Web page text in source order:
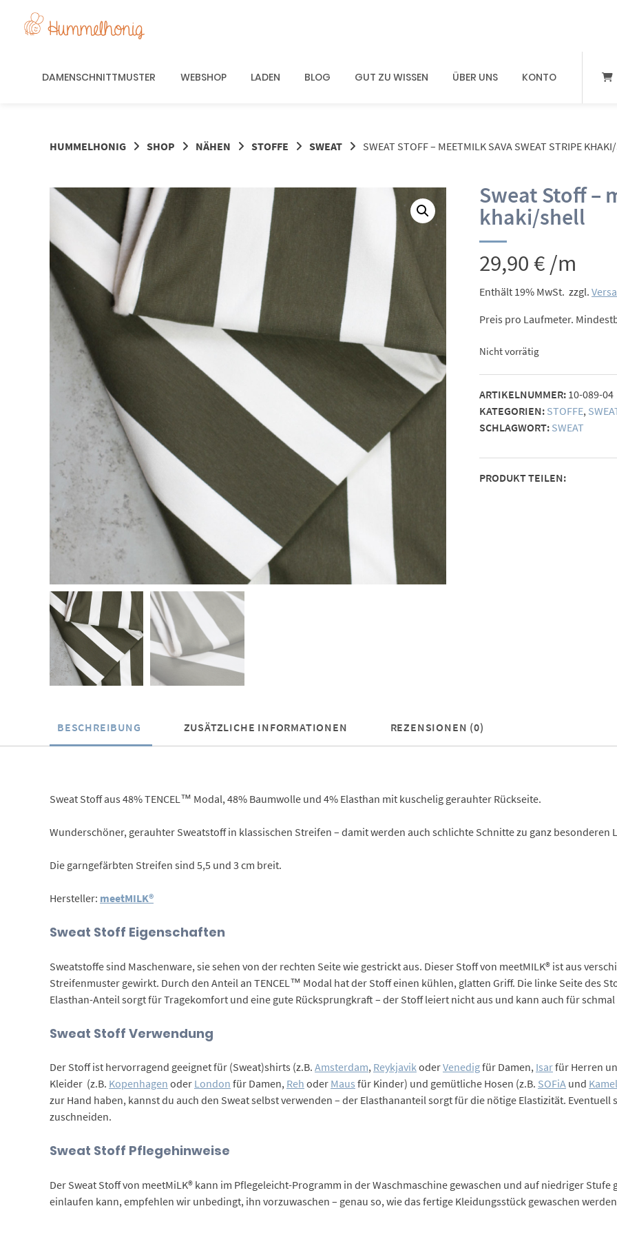
DAMENSCHNITTMUSTER WEBSHOP LADEN BLOG GUT ZU WISSEN ÜBER UNS KONTO
HUMMELHONIG SHOP NÄHEN STOFFE SWEAT SWEAT STOFF – MEETMILK SAVA SWEAT STRIPE
Sweat Stoff –
khaki/shell
29,90€ /m
Enthält 19% MwSt. zzgl.
Preis pro Laufmeter.
Nicht vorrätig
ARTIKELNUMMER: 10-089-04
KATEGORIEN: STOFFE,
SCHLAGWORT: SWEAT
PRODUKT TEILEN:
BESCHREIBUNG ZUSÄTZLICHE INFORMATIONEN REZENSIONEN (0)
Sweat Stoff aus 48% TENCEL™ Modal, 48% Baumwolle und 4% Elasthan mit kuschelig gerauhter Rückseite.
Wunderschöner, gerauhter Sweatstoff in klassischen Streifen – damit werden auch schlichte Schnitte zu ganz besonderen
Die garngefärbten Streifen sind 5,5 und 3 cm breit.
Hersteller: meetMILK®
Sweat Stoff Eigenschaften
Sweatstoffe sind Maschenware, sie sehen von der rechten Seite wie gestrickt aus. Dieser Stoff von meetMILK® ist aus
Streifenmuster gewirkt. Durch den Anteil an TENCEL™ Modal hat der Stoff einen kühlen, glatten Griff. Die linke Seite des
Elasthan-Anteil sorgt für Tragekomfort und eine gute Rücksprungkraft – der Stoff leiert nicht aus und kann auch für
Sweat Stoff Verwendung
Der Stoff ist hervorragend geeignet für (Sweat)shirts (z.B. Amsterdam, ReykjavikoderVenedigfür Damen, Isarfür Herren
Kleider (z.B. Kopenhagen oder London für Damen, Reh oder Maus für Kinder) und gemütliche Hosen (z.B. SOFiAund Kamel
zur Hand haben, kannst du auch den Sweat selbst verwenden – der Elasthananteil sorgt für die nötige Elastizität.
zuschneiden.
Sweat Stoff Pflegehinweise
Der Sweat Stoff von meetMiLK® kann im Pflegeleicht-Programm in der Waschmaschine gewaschen und auf niedriger Stufe
einlaufen kann, empfehlen wir unbedingt, ihn vorzuwaschen – genau so, wie das fertige Kleidungsstück gewaschen